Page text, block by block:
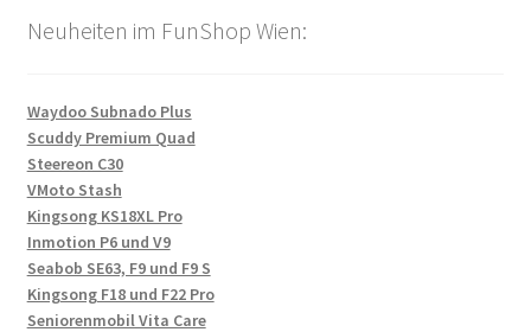
Neuheiten im FunShop Wien:
Waydoo Subnado Plus
Scuddy Premium Quad
Steereon C30
VMoto Stash
Kingsong KS18XL Pro
Inmotion P6 und V9
Seabob SE63, F9 und F9 S
Kingsong F18 und F22 Pro
Seniorenmobil Vita Care